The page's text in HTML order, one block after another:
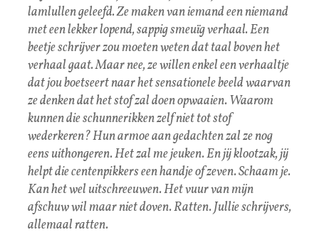
lamlullen geleefd. Ze maken van iemand een niemand
met een lekker lopend, sappig smeuïg verhaal. Een
beetje schrijver zou moeten weten dat taal boven het
verhaal gaat. Maar nee, ze willen enkel een verhaaltje
dat jou boetseert naar het sensationele beeld waarvan
ze denken dat het stof zal doen opwaaien. Waarom
kunnen die schunnerikken zelf niet tot stof
wederkeren? Hun armoe aan gedachten zal ze nog
eens uithongeren. Het zal me jeuken. En jij klootzak, jij
helpt die centenpikkers een handje of zeven. Schaam je.
Kan het wel uitschreeuwen. Het vuur van mijn
afschuw wil maar niet doven. Ratten. Jullie schrijvers,
allemaal ratten.